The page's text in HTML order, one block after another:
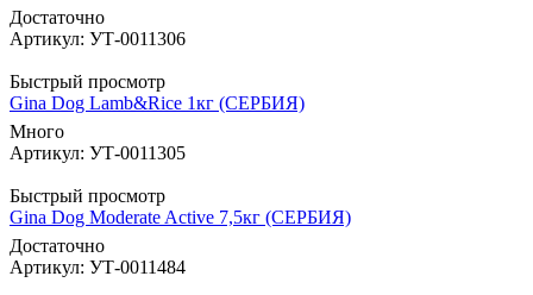
Достаточно
Артикул: УТ-0011306
Быстрый просмотр
Gina Dog Lamb&Rice 1кг (СЕРБИЯ)
Много
Артикул: УТ-0011305
Быстрый просмотр
Gina Dog Moderate Active 7,5кг (СЕРБИЯ)
Достаточно
Артикул: УТ-0011484